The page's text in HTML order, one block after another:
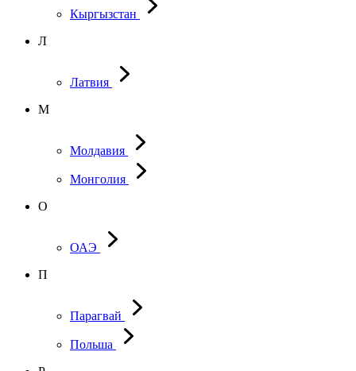
Кыргызстан
Л
Латвия
М
Молдавия
Монголия
О
ОАЭ
П
Парагвай
Польша